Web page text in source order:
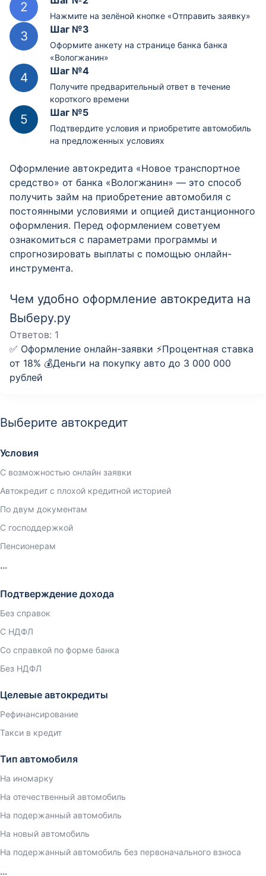
Нажмите на зелёной кнопке «Отправить заявку»
Шаг №3
Оформите анкету на странице банка банка
«Вологжанин»
Шаг №4
Получите предварительный ответ в течение
короткого времени
Шаг №5
Подтвердите условия и приобретите автомобиль
на предложенных условиях
Оформление автокредита «Новое транспортное
средство» от банка «Вологжанин» — это способ
получить займ на приобретение автомобиля с
постоянными условиями и опцией дистанционного
оформления. Перед оформлением советуем
ознакомиться с параметрами программы и
спрогнозировать выплаты с помощью онлайн-
инструмента.
Чем удобно оформление автокредита на
Выберу.ру
Ответов: 1
✅ Оформление онлайн-заявки ⚡️Процентная ставка
от 18% 💰Деньги на покупку авто до 3 000 000
рублей
Выберите автокредит
Условия
С возможностью онлайн заявки
Автокредит с плохой кредитной историей
По двум документам
С господдержкой
Пенсионерам
Подтверждение дохода
Без справок
С НДФЛ
Со справкой по форме банка
Без НДФЛ
Целевые автокредиты
Рефинансирование
Такси в кредит
Тип автомобиля
На иномарку
На отечественный автомобиль
На подержанный автомобиль
На новый автомобиль
На подержанный автомобиль без первоначального взноса